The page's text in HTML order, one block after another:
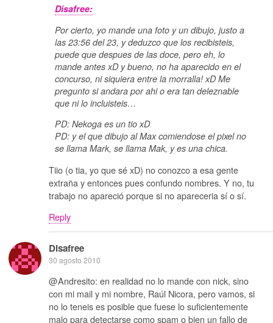
Disafree:
Por cierto, yo mande una foto y un dibujo, justo a
las 23:56 del 23, y deduzco que los recibisteis,
puede que despues de las doce, pero eh, lo
mande antes xD y bueno, no ha aparecido en el
concurso, ni siquiera entre la morralla! xD Me
pregunto si andara por ahi o era tan deleznable
que ni lo incluisteis…
PD: Nekoga es un tio xD
PD: y el que dibujo al Max comiendose el pixel no
se llama Mark, se llama Mak, y es una chica.
Tiio (o tia, yo que sé xD) no conozco a esa gente
extraña y entonces pues confundo nombres. Y no, tu
trabajo no apareció porque si no apareceria sí o sí.
Reply
Disafree
30 agosto 2010
@Andresito: en realidad no lo mande con nick, sino
con mi mail y mi nombre, Raúl Nicora, pero vamos, si
no lo teneis es posible que fuese lo suficientemente
malo para detectarse como spam o bien un fallo de